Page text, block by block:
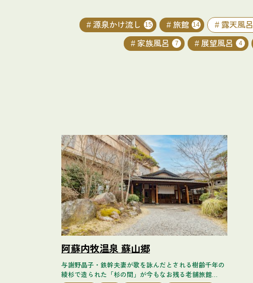
源泉かけ流し 15 旅館 14 露天風呂
家族風呂 7 展望風呂 4
阿蘇内牧温泉 蘇山郷
与謝野晶子・鉄幹夫妻が歌を詠んだとされる樹齢千年の
綾杉で造られた「杉の間」が今もなお残る老舗旅館...